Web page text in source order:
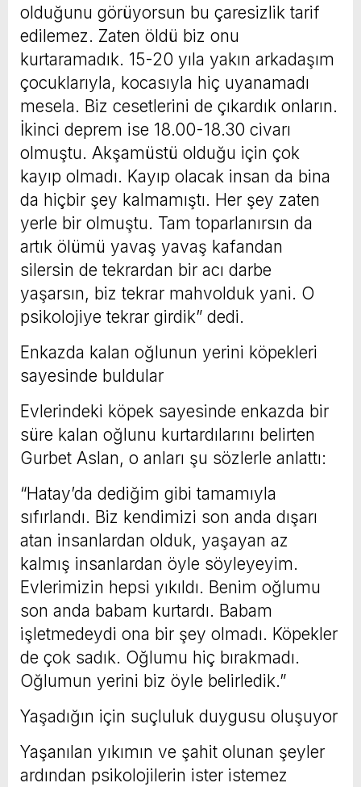
olduğunu görüyorsun bu çaresizlik tarif
edilemez. Zaten öldü biz onu
kurtaramadık. 15-20 yıla yakın arkadaşım
çocuklarıyla, kocasıyla hiç uyanamadı
mesela. Biz cesetlerini de çıkardık onların.
İkinci deprem ise 18.00-18.30 civarı
olmuştu. Akşamüstü olduğu için çok
kayıp olmadı. Kayıp olacak insan da bina
da hiçbir şey kalmamıştı. Her şey zaten
yerle bir olmuştu. Tam toparlanırsın da
artık ölümü yavaş yavaş kafandan
silersin de tekrardan bir acı darbe
yaşarsın, biz tekrar mahvolduk yani. O
psikolojiye tekrar girdik” dedi.
Enkazda kalan oğlunun yerini köpekleri
sayesinde buldular
Evlerindeki köpek sayesinde enkazda bir
süre kalan oğlunu kurtardılarını belirten
Gurbet Aslan, o anları şu sözlerle anlattı:
“Hatay’da dediğim gibi tamamıyla
sıfırlandı. Biz kendimizi son anda dışarı
atan insanlardan olduk, yaşayan az
kalmış insanlardan öyle söyleyeyim.
Evlerimizin hepsi yıkıldı. Benim oğlumu
son anda babam kurtardı. Babam
işletmedeydi ona bir şey olmadı. Köpekler
de çok sadık. Oğlumu hiç bırakmadı.
Oğlumun yerini biz öyle belirledik.”
Yaşadığın için suçluluk duygusu oluşuyor
Yaşanılan yıkımın ve şahit olunan şeyler
ardından psikolojilerin ister istemez